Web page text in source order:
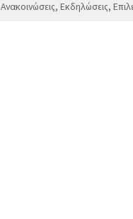
Ανακοινώσεις, Εκδηλώσεις,